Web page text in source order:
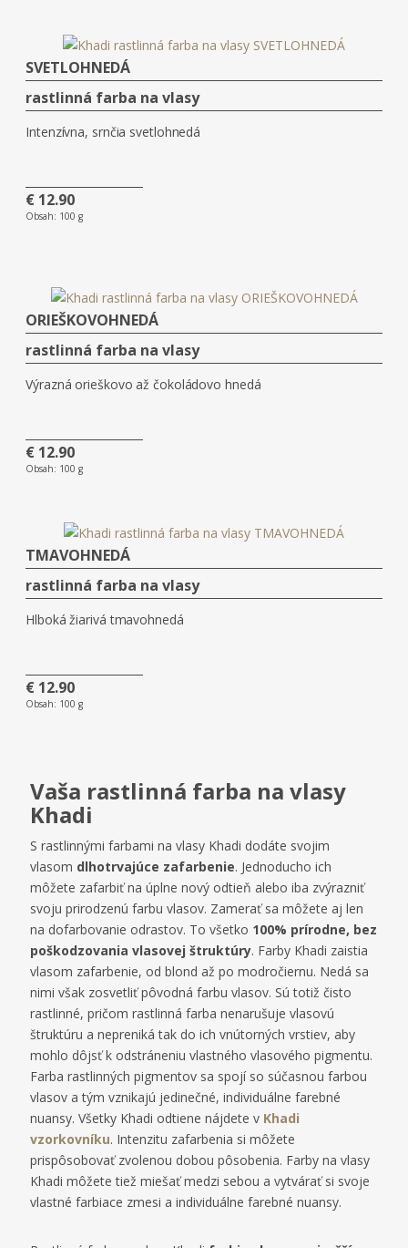
SVETLOHNEDÁ
rastlinná farba na vlasy
Intenzívna, srnčia svetlohnedá
€ 12.90
Obsah: 100 g
ORIEŠKOVOHNEDÁ
rastlinná farba na vlasy
Výrazná orieškovo až čokoládovo hnedá
€ 12.90
Obsah: 100 g
TMAVOHNEDÁ
rastlinná farba na vlasy
Hlboká žiarivá tmavohnedá
€ 12.90
Obsah: 100 g
Vaša rastlinná farba na vlasy
Khadi
S rastlinnými farbami na vlasy Khadi dodáte svojim
vlasom dlhotrvajúce zafarbenie. Jednoducho ich
môžete zafarbiť na úplne nový odtieň alebo iba zvýrazniť
svoju prirodzenú farbu vlasov. Zamerať sa môžete aj len
na dofarbovanie odrastov. To všetko 100% prírodne, bez
poškodzovania vlasovej štruktúry. Farby Khadi zaistia
vlasom zafarbenie, od blond až po modročiernu. Nedá sa
nimi však zosvetliť pôvodná farbu vlasov. Sú totiž čisto
rastlinné, pričom rastlinná farba nenarušuje vlasovú
štruktúru a nepreniká tak do ich vnútorných vrstiev, aby
mohlo dôjsť k odstráneniu vlastného vlasového pigmentu.
Farba rastlinných pigmentov sa spojí so súčasnou farbou
vlasov a tým vznikajú jedinečné, individuálne farebné
nuansy. Všetky Khadi odtiene nájdete v Khadi
vzorkovníku. Intenzitu zafarbenia si môžete
prispôsobovať zvolenou dobou pôsobenia. Farby na vlasy
Khadi môžete tiež miešať medzi sebou a vytvárať si svoje
vlastné farbiace zmesi a individuálne farebné nuansy.